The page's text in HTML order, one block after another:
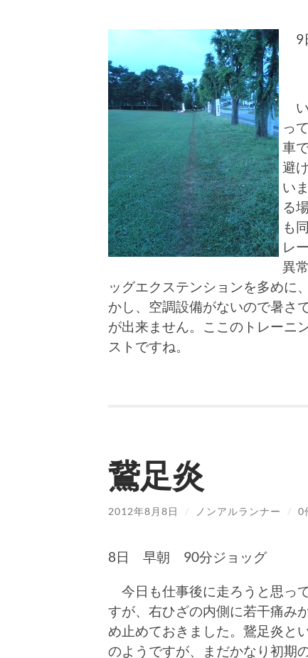
9
い
っ
車
避
い
る
も
レ
異
ッグエクステンションを多めに
かし、空調設備がないので暑さ
が出来ません。ここのトレーニ
ストですね。
鵞足炎
2012年8月8日 / ノンアルランナー / 0
8日 早朝 90分ジョッグ
今日も仕事後に走ろうと思っ
すが、右ひざの内側に若干痛み
め止めておきました。鵞足炎と
のようですが、まだかなり初期